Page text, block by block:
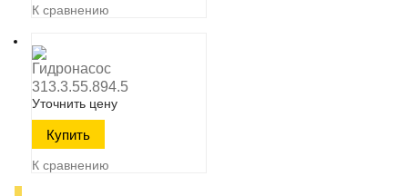
К сравнению
Гидронасос
313.3.55.894.5
Уточнить цену
К сравнению